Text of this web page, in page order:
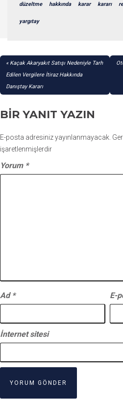
düzeltme hakkında karar kararı
yargıtay
YAZI
GEZINMESI
Kaçak Akaryakıt Satışı Nedeniyle Tarh
Edilen Vergilere İtiraz Hakkında
Danıştay Kararı
BIR YANIT YAZIN
E-posta adresiniz yayınlanmayacak.
işaretlenmişlerdir
Yorum *
Ad * E-
İnternet sitesi